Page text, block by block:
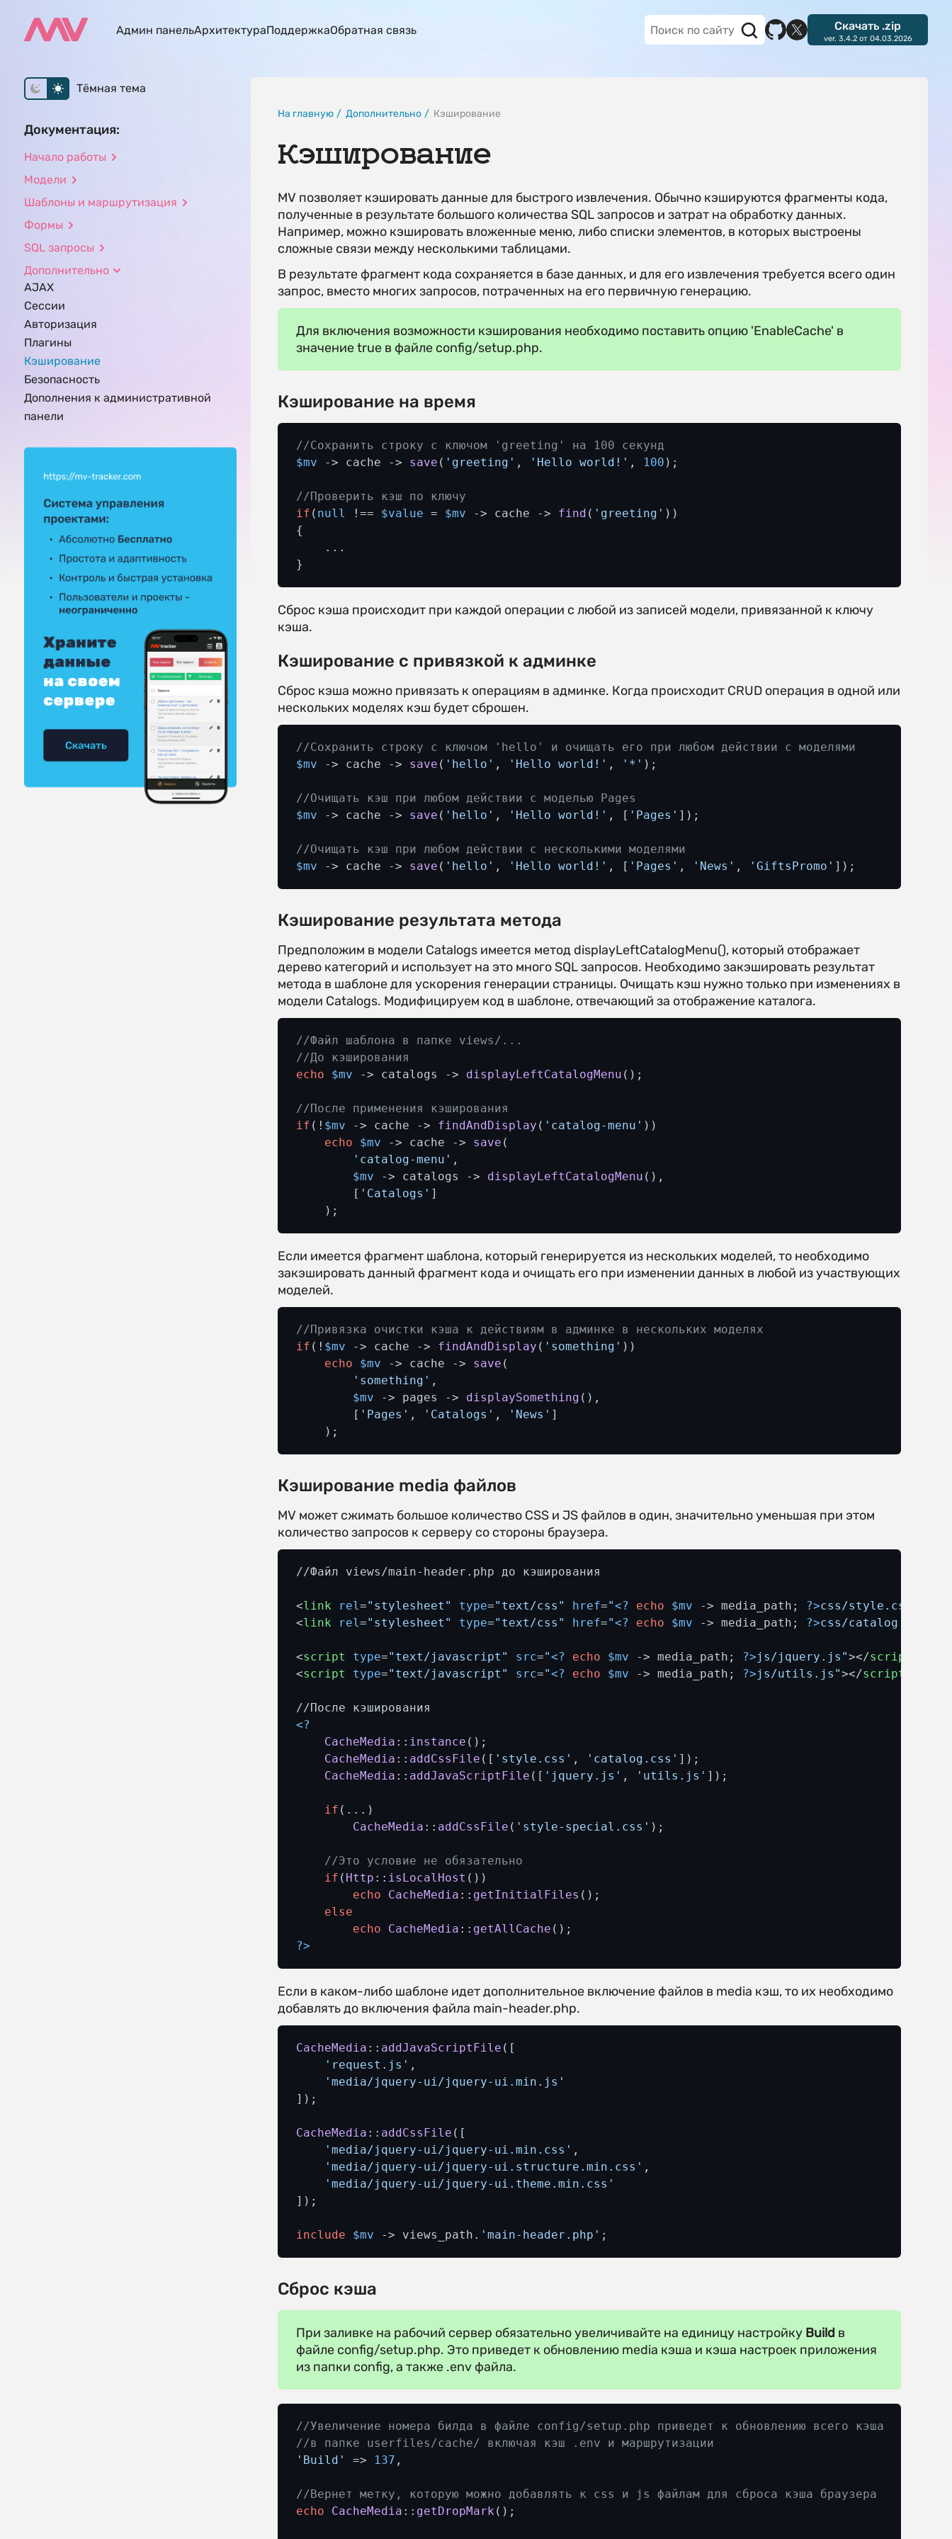
Админ панельАрхитектураПоддержкаОбратная связь Скачать .zip
ver. 3.4.2 от 04.03.2026
Тёмная тема
Документация:
Начало работы
Модели
Шаблоны и маршрутизация
Формы
SQL запросы
Дополнительно
AJAX
Сессии
Авторизация
Плагины
Кэширование
Безопасность
Дополнения к административной
панели
На главную Дополнительно Кэширование
Кэширование
MV позволяет кэшировать данные для быстрого извлечения. Обычно кэшируются фрагменты кода,
полученные в результате большого количества SQL запросов и затрат на обработку данных.
Например, можно кэшировать вложенные меню, либо списки элементов, в которых выстроены
сложные связи между несколькими таблицами.
В результате фрагмент кода сохраняется в базе данных, и для его извлечения требуется всего один
запрос, вместо многих запросов, потраченных на его первичную генерацию.
Для включения возможности кэширования необходимо поставить опцию 'EnableCache' в
значение true в файле config/setup.php.
Кэширование на время
//Сохранить строку с ключом 'greeting' на 100 секунд
$mv -> cache -> save ( 'greeting' , 'Hello world!' , 100 );
//Проверить кэш по ключу
if ( null !== $value = $mv -> cache -> find ( 'greeting' ))
{
    ...
}
Сброс кэша происходит при каждой операции с любой из записей модели, привязанной к ключу
кэша.
Кэширование c привязкой к админке
Сброс кэша можно привязать к операциям в админке. Когда происходит CRUD операция в одной или
нескольких моделях кэш будет сброшен.
//Сохранить строку с ключом 'hello' и очищать его при любом действии с моделями
$mv -> cache -> save ( 'hello' , 'Hello world!' , '*' );
//Очищать кэш при любом действии с моделью Pages
$mv -> cache -> save ( 'hello' , 'Hello world!' , [ 'Pages' ]);
//Очищать кэш при любом действии с несколькими моделями
$mv -> cache -> save ( 'hello' , 'Hello world!' , [ 'Pages' , 'News' , 'GiftsPromo' ]);
Кэширование результата метода
Предположим в модели Catalogs имеется метод displayLeftCatalogMenu(), который отображает
дерево категорий и использует на это много SQL запросов. Необходимо закэшировать результат
метода в шаблоне для ускорения генерации страницы. Очищать кэш нужно только при изменениях в
модели Catalogs. Модифицируем код в шаблоне, отвечающий за отображение каталога.
//Файл шаблона в папке views/...
//До кэширования
echo
$mv -> catalogs -> displayLeftCatalogMenu ();
//После применения кэширования
if (! $mv -> cache -> findAndDisplay ( 'catalog-menu' ))
echo
$mv -> cache -> save (
'catalog-menu' ,
$mv -> catalogs -> displayLeftCatalogMenu (),
        [
'Catalogs' ]
    );
Если имеется фрагмент шаблона, который генерируется из нескольких моделей, то необходимо
закэшировать данный фрагмент кода и очищать его при изменении данных в любой из участвующих
моделей.
//Привязка очистки кэша к действиям в админке в нескольких моделях
if (! $mv -> cache -> findAndDisplay ( 'something' ))
echo
$mv -> cache -> save (
'something' ,
$mv -> pages -> displaySomething (),
        [
'Pages' , 'Catalogs' , 'News' ]
    );
Кэширование media файлов
MV может сжимать большое количество CSS и JS файлов в один, значительно уменьшая при этом
количество запросов к серверу со стороны браузера.
//Файл views/main-header.php до кэширования
<link rel="stylesheet" type="text/css" href="<? echo $mv -> media_path; ?>css/style.css"
<link rel="stylesheet" type="text/css" href="<? echo $mv -> media_path; ?>css/catalog.css"
<script type="text/javascript" src="<? echo $mv -> media_path; ?>js/jquery.js"></script
<script type="text/javascript" src="<? echo $mv -> media_path; ?>js/utils.js"></script
<?
CacheMedia :: instance ();
CacheMedia :: addCssFile ([ 'style.css' , 'сatalog.css' ]);
CacheMedia :: addJavaScriptFile ([ 'jquery.js' , 'utils.js' ]);
if (...)
CacheMedia :: addCssFile ( 'style-special.css' );
//Это условие не обязательно
if ( Http :: isLocalHost ())
echo
CacheMedia :: getInitialFiles ();
else
echo
CacheMedia :: getAllCache
?>
Если в каком-либо шаблоне идет дополнительное включение файлов в media кэш, то их необходимо
добавлять до включения файла main-header.php.
CacheMedia :: addJavaScriptFile ([
'request.js' ,
'media/jquery-ui/jquery-ui.min.js'
]);
CacheMedia :: addCssFile ([
'media/jquery-ui/jquery-ui.min.css' ,
'media/jquery-ui/jquery-ui.structure.min.css' ,
'media/jquery-ui/jquery-ui.theme.min.css'
]);
include $mv -> views_path. 'main-header.php' ;
Сброс кэша
При заливке на рабочий сервер обязательно увеличивайте на единицу настройку Build в
файле config/setup.php. Это приведет к обновлению media кэша и кэша настроек приложения
из папки config, а также .env файла.
//Увеличение номера билда в файле config/setup.php приведет к обновлению всего кэша
//в папке userfiles/cache/ включая кэш .env и маршрутизации
'Build'
=> 137 ,
//Вернет метку, которую можно добавлять к css и js файлам для сброса кэша браузера
echo
CacheMedia :: getDropMark();